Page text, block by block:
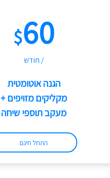
$60
/ חודש
הגנה אוטומטית
מקליקים מזויפים +
מעקב תוספי שיחה
התחל חינם